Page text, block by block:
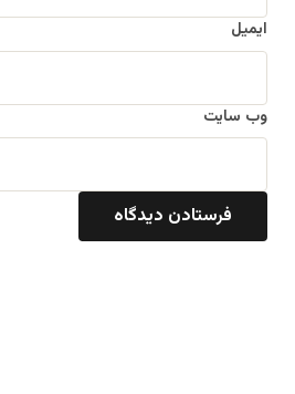
ایمیل
وب‌ سایت